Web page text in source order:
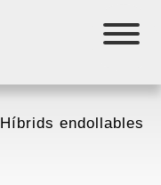
Híbrids endollables